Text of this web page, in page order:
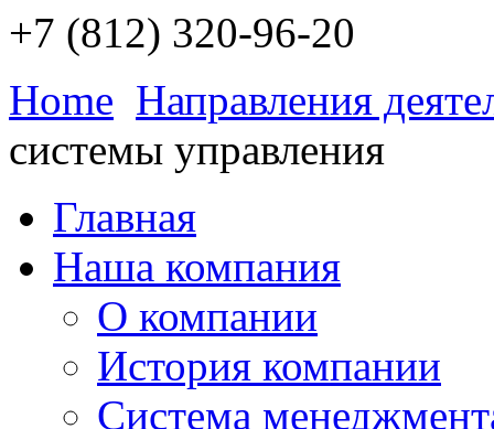
+7 (812) 320-96-20
Home Направления
системы управления
Главная
Наша компания
О компании
История компании
Система